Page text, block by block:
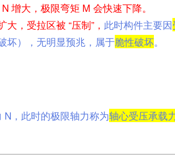
增大，极限弯矩 M 会快速下降。
，受拉区被 “压制”， 此时构件主要因
坏），无明显预兆，属于脆性破坏。
，此时的极限轴力称为轴心受压承载